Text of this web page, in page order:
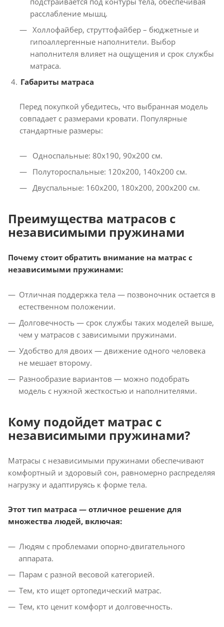
расслабление мышц.
Холлофайбер, струттофайбер – бюджетные и
гипоаллергенные наполнители. Выбор
наполнителя влияет на ощущения и срок службы
матраса.
Габариты матраса
Перед покупкой убедитесь, что выбранная модель
совпадает с размерами кровати. Популярные
стандартные размеры:
Односпальные: 80x190, 90x200 см.
Полутороспальные: 120x200, 140x200 см.
Двуспальные: 160x200, 180x200, 200x200 см.
Преимущества матрасов с
независимыми пружинами
Почему стоит обратить внимание на матрас с
независимыми пружинами:
Отличная поддержка тела — позвоночник остается в
естественном положении.
Долговечность — срок службы таких моделей выше,
чем у матрасов с зависимыми пружинами.
Удобство для двоих — движение одного человека
не мешает второму.
Разнообразие вариантов — можно подобрать
модель с нужной жесткостью и наполнителями.
Кому подойдет матрас с
независимыми пружинами?
Матрасы с независимыми пружинами обеспечивают
комфортный и здоровый сон, равномерно распределяя
нагрузку и адаптируясь к форме тела.
Этот тип матраса — отличное решение для
множества людей, включая:
Людям с проблемами опорно-двигательного
аппарата.
Парам с разной весовой категорией.
Тем, кто ищет ортопедический матрас.
Тем, кто ценит комфорт и долговечность.